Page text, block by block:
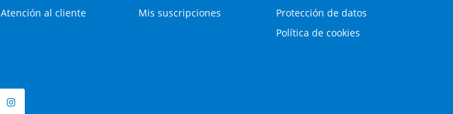
Atención al cliente
Mis suscripciones
Protección de datos
Política de cookies